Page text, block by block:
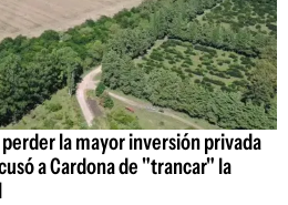
la mayor inversión privada
a Cardona de "trancar" la